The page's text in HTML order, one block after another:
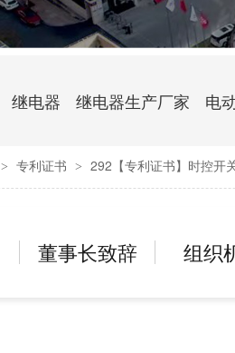
时控开关
新能源继电器
传感器端子台
继电器 继电器生产厂家 电
> 专利证书 > 292【专利证书】时控开
董事长致辞 组织